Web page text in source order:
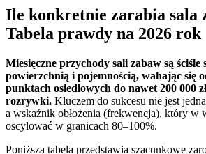
Ile konkretnie zarabia sala
Tabela prawdy na 2026 rok
Miesięczne przychody sali zabaw są ściśle
powierzchnią i pojemnością, wahając się
punktach osiedlowych do nawet 200 000
rozrywki. Kluczem do sukcesu nie jest
a wskaźnik obłożenia (frekwencja), który w
oscylować w granicach 80–100%.
Poniższa tabela przedstawia szacunkowe